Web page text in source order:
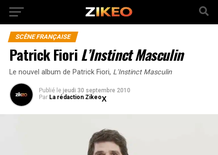
SCÈNE FRANÇAISE
Patrick Fiori L’Instinct Masculin
Le nouvel album de Patrick Fiori, L'Instinct Masculin
Publié le jeudi 30 septembre 2010
Par La rédaction Zikeo